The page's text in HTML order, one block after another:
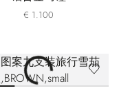
€ 1.100